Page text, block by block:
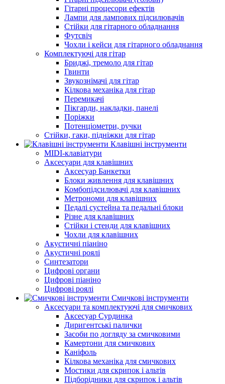
Гітарні процесори ефектів
Лампи для лампових підсилювачів
Стійки для гітарного обладнання
Футсвіч
Чохли і кейси для гітарного обладнання
Комплектуючі для гітар
Бриджі, тремоло для гітар
Гвинти
Звукознімачі для гітар
Кілкова механіка для гітар
Перемикачі
Пікгарди, накладки, панелі
Поріжки
Потенціометри, ручки
Стійки, гаки, підніжки для гітар
Клавішні інструменти
MIDI-клавіатури
Аксесуари для клавішних
Аксесуар Банкетки
Блоки живлення для клавішних
Комбопідсилювачі для клавішних
Метрономи для клавішних
Педалі сустейна та педальні блоки
Різне для клавішних
Стійки і стенди для клавішних
Чохли для клавішних
Акустичні піаніно
Акустичні роялі
Синтезатори
Цифрові органи
Цифрові піаніно
Цифрові роялі
Смичкові інструменти
Аксесуари та комплектуючі для смичкових
Аксесуар Сурдинка
Диригентські палички
Засоби по догляду за смичковими
Камертони для смичкових
Каніфоль
Кілкова механіка для смичкових
Мостики для скрипок і альтів
Підборiдники для скрипок і альтів